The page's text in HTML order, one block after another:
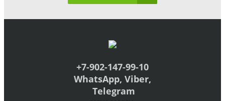
+7-902-147-99-10
WhatsApp, Viber,
Telegram